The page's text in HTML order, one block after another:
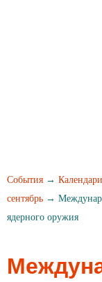
События → Календари
сентябрь →
ядерного оружия